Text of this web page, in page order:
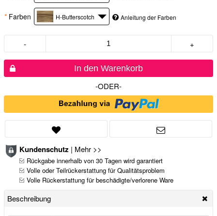
* Farben H-Butterscotch Anleitung der Farben
- +
In den Warenkorb
-ODER-
Kundenschutz | Mehr >>
Rückgabe innerhalb von 30 Tagen wird garantiert
Volle oder Teilrückerstattung für Qualitätsproblem
Volle Rückerstattung für beschädigte/verlorene Ware
Beschreibung